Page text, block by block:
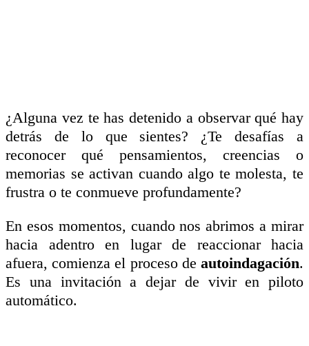
¿Alguna vez te has detenido a observar qué hay
detrás de lo que sientes?
¿Te desafías a
reconocer qué pensamientos, creencias o
memorias se activan cuando algo te molesta, te
frustra o te conmueve profundamente?
En esos momentos, cuando nos abrimos a mirar
hacia adentro en lugar de reaccionar hacia
afuera, comienza el proceso de autoindagación.
Es una invitación a dejar de vivir en piloto
automático.